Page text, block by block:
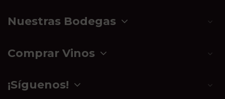
Nuestras Bodegas
Comprar Vinos
¡Síguenos!